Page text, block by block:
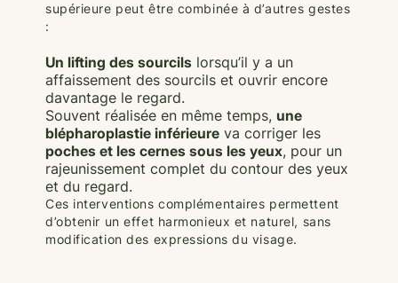
supérieure peut être combinée à d’autres gestes
:
Un lifting des sourcils lorsqu’il y a un
affaissement des sourcils et ouvrir encore
davantage le regard.
Souvent réalisée en même temps, une
blépharoplastie inférieure va corriger les
poches et les cernes sous les yeux, pour un
rajeunissement complet du contour des yeux
et du regard.
Ces interventions complémentaires permettent
d’obtenir un effet harmonieux et naturel, sans
modification des expressions du visage.